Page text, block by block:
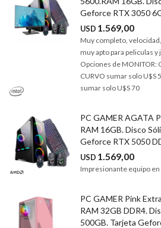
Geforce RTX 3050
USD 1.569,00
Muy completo,
muy apto para peliculas y
Opciones de MONITOR:
CURVO sumar solo U$S
sumar solo U$S 70
PC GAMER AGATA
RAM 16GB. Disco
Geforce RTX 5050
USD 1.569,00
Impresionante equipo
PC GAMER Pink
RAM 32GB DDR4.
500GB. Tarjeta